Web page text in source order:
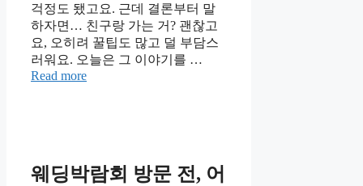
걱정도 됐고요. 근데 결론부터 말
하자면… 친구랑 가는 거? 괜찮고
요, 오히려 꿀팁도 많고 덜 부담스
러워요. 오늘은 그 이야기를 …
Read more
웨딩박람회 방문 전, 어